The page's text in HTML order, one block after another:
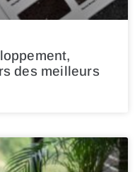
des meilleurs